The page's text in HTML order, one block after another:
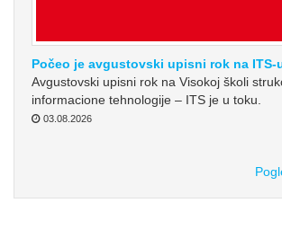
Počeo je avgustovski upisni rok na ITS-
Avgustovski upisni rok na Visokoj školi
informacione tehnologije – ITS je u toku.
03.08.2026